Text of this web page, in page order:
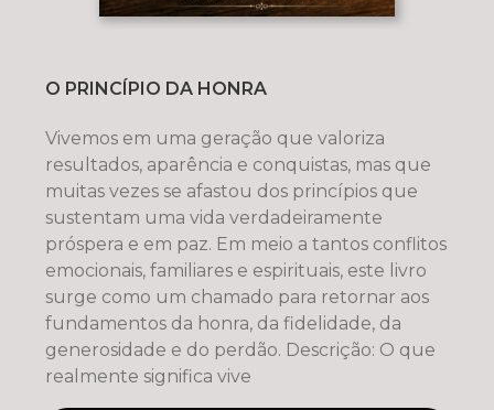
O PRINCÍPIO DA HONRA
Vivemos em uma geração que valoriza
resultados, aparência e conquistas, mas que
muitas vezes se afastou dos princípios que
sustentam uma vida verdadeiramente
próspera e em paz. Em meio a tantos conflitos
emocionais, familiares e espirituais, este livro
surge como um chamado para retornar aos
fundamentos da honra, da fidelidade, da
generosidade e do perdão. Descrição: O que
realmente significa vive